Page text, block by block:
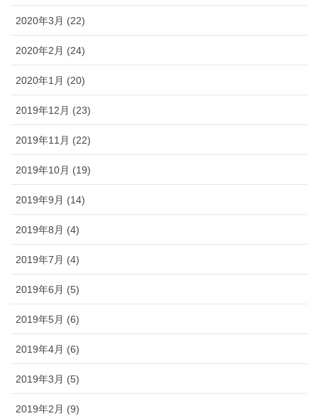
2020年3月 (22)
2020年2月 (24)
2020年1月 (20)
2019年12月 (23)
2019年11月 (22)
2019年10月 (19)
2019年9月 (14)
2019年8月 (4)
2019年7月 (4)
2019年6月 (5)
2019年5月 (6)
2019年4月 (6)
2019年3月 (5)
2019年2月 (9)